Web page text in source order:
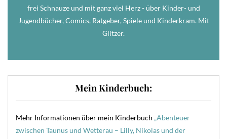
frei Schnauze und mit ganz viel Herz - über Kinder- und
Jugendbücher, Comics, Ratgeber, Spiele und Kinderkram. Mit
Glitzer.
Mein Kinderbuch:
Mehr Informationen über mein Kinderbuch „Abenteuer
zwischen Taunus und Wetterau – Lilly, Nikolas und der